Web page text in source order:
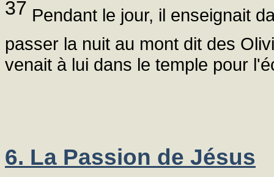
37 Pendant le jour, il enseignait
passer la nuit au mont dit des
venait à lui dans le temple pour
6. La Passion de Jésus